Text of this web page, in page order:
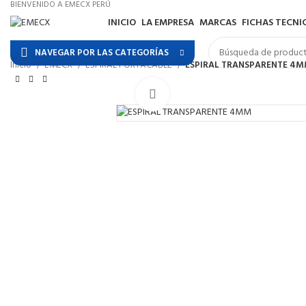
BIENVENIDO A EMECX PERÚ
INICIO LA EMPRESA MARCAS FICHAS
NAVEGAR POR LAS CATEGORÍAS
Inicio EMECX ESPIRAL PORTACABLE
ESPIRAL TRANSPARENTE